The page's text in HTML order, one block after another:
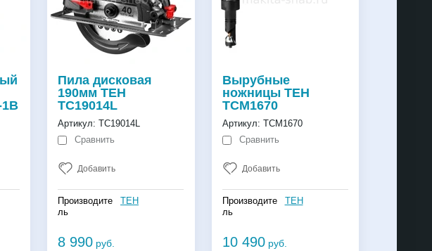
Пила дисковая
190мм TEH
TC19014L
Артикул: TC19014L
Сравнить
Добавить
Производите
ль
TEH
8 990 руб.
Вырубные
ножницы TEH
TCM1670
Артикул: TCM1670
Сравнить
Добавить
Производите
ль
TEH
10 490руб.